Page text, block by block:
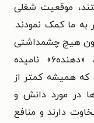
موقعیت شغلی
به ما کمک نمودند.
هیچ چشمداشتی
انجام داده‌اند. این افراد سخاوتمند، «دهنده۶» نامیده
همیشه کمتر از
در مورد دانش و
دارند و منافع